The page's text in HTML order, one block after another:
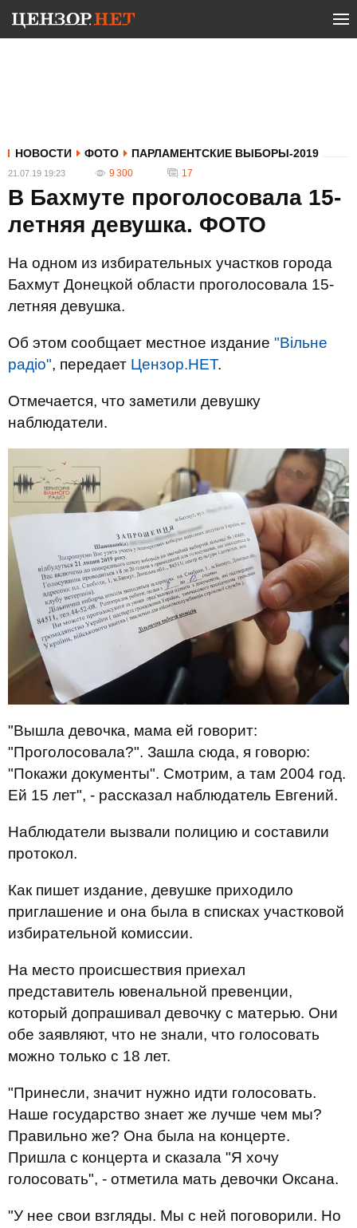
НОВОСТИ ФОТО ПАРЛАМЕНТСКИЕ ВЫБОРЫ-2019
21.07.19 19:23 9 300 17
В Бахмуте проголосовала 15-
летняя девушка. ФОТО
На одном из избирательных участков города
Бахмут Донецкой области проголосовала 15-
летняя девушка.
Об этом сообщает местное издание "Вільне
радіо", передает Цензор.НЕТ.
Отмечается, что заметили девушку
наблюдатели.
"Вышла девочка, мама ей говорит:
"Проголосовала?". Зашла сюда, я говорю:
"Покажи документы". Смотрим, а там 2004 год.
Ей 15 лет", - рассказал наблюдатель Евгений.
Наблюдатели вызвали полицию и составили
протокол.
Как пишет издание, девушке приходило
приглашение и она была в списках участковой
избирательной комиссии.
На место происшествия приехал
представитель ювенальной превенции,
который допрашивал девочку с матерью. Они
обе заявляют, что не знали, что голосовать
можно только с 18 лет.
"Принесли, значит нужно идти голосовать.
Наше государство знает же лучше чем мы?
Правильно же? Она была на концерте.
Пришла с концерта и сказала "Я хочу
голосовать", - отметила мать девочки Оксана.
"У нее свои взгляды. Мы с ней поговорили. Но